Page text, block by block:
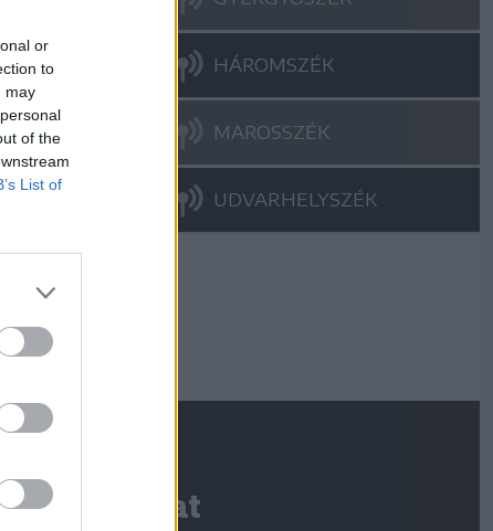
or
to
may
of the
List of
HÁROMSZÉK
MAROSSZÉK
UDVARHELYSZÉK
Kapcsolat